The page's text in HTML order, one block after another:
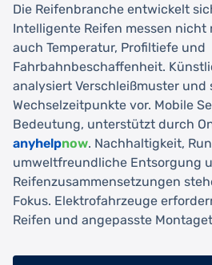
Die Reifenbranche entwickelt
Intelligente Reifen messen nicht
auch Temperatur, Profiltiefe und
Fahrbahnbeschaffenheit.
analysiert Verschleißmuster und
Wechselzeitpunkte vor. Mobile
Bedeutung, unterstützt durch
anyhelpnow. Nachhaltigkeit,
umweltfreundliche Entsorgung
Reifenzusammensetzungen
Fokus. Elektrofahrzeuge
Reifen und angepasste